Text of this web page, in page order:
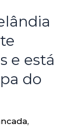
e está
do
,